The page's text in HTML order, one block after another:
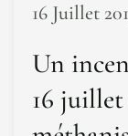
16 Juillet
Un
16 juillet